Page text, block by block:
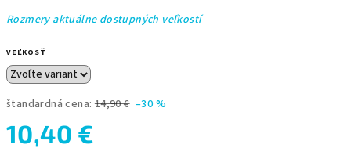
Rozmery aktuálne dostupných veľkostí
VEĽKOSŤ
štandardná cena: 14,90 € –30 %
10,40 €